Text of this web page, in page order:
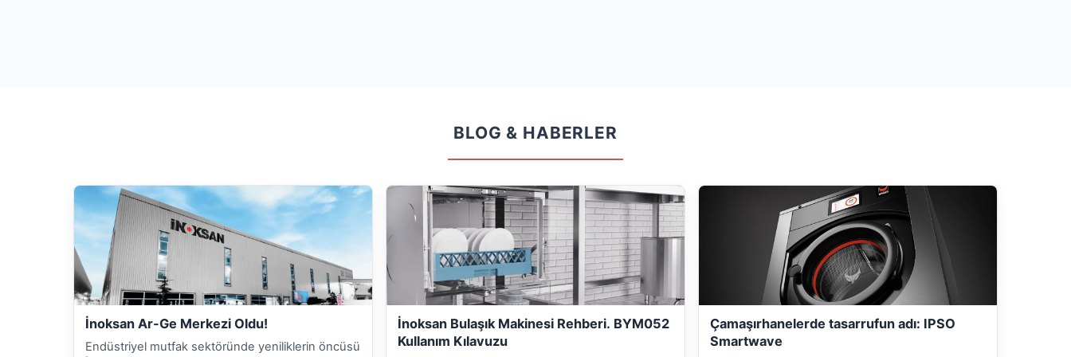
BLOG & HABERLER
İnoksan Ar-Ge Merkezi Oldu!
Endüstriyel mutfak sektöründe yeniliklerin öncüsü
İnoksan Bulaşık Makinesi Rehberi. BYM052
Kullanım Kılavuzu
Çamaşırhanelerde tasarrufun adı: IPSO
Smartwave